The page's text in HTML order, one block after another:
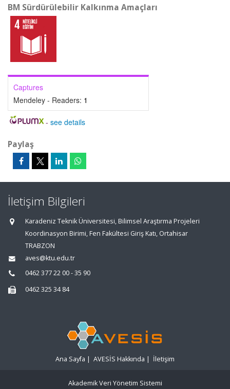
BM Sürdürülebilir Kalkınma Amaçları
Captures
Mendeley - Readers: 1
- see details
Paylaş
İletişim Bilgileri
Karadeniz Teknik Üniversitesi, Bilimsel Araştırma Projeleri
Koordinasyon Birimi, Fen Fakültesi Giriş Katı, Ortahisar
TRABZON
aves@ktu.edu.tr
0462 377 22 00 - 35 90
0462 325 34 84
Ana Sayfa | AVESİS Hakkında | İletişim
Akademik Veri Yönetim Sistemi